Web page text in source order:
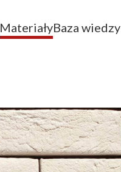
MateriałyBaza wiedzy